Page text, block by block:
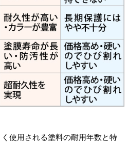
使用される塗料の耐用年数と特